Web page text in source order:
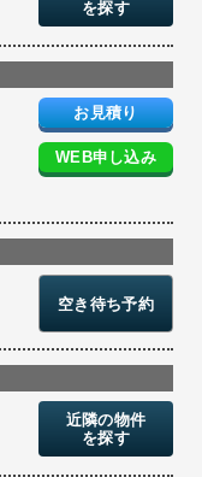
を探す
お見積り
WEB申し込み
空き待ち予約
近隣の物件
を探す